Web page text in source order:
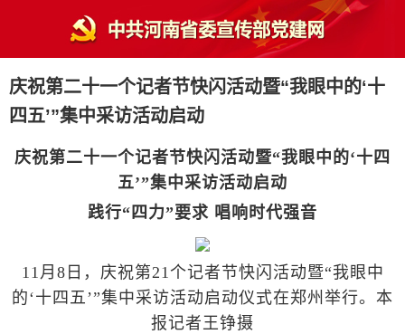
庆祝第二十一个记者节快闪活动暨“我眼中的‘十
四五’”集中采访活动启动
庆祝第二十一个记者节快闪活动暨“我眼中的‘十四
五’”集中采访活动启动
践行“四力”要求 唱响时代强音
11月8日，庆祝第21个记者节快闪活动暨“我眼中
的‘十四五’”集中采访活动启动仪式在郑州举行。本
报记者王铮摄